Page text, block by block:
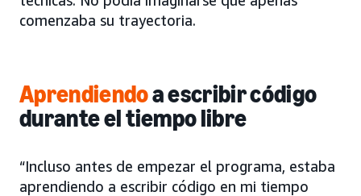
comenzaba su trayectoria.
Aprendiendoa escribir código
durante el tiempo libre
“Incluso antes de empezar el programa, estaba
aprendiendo a escribir código en mi tiempo